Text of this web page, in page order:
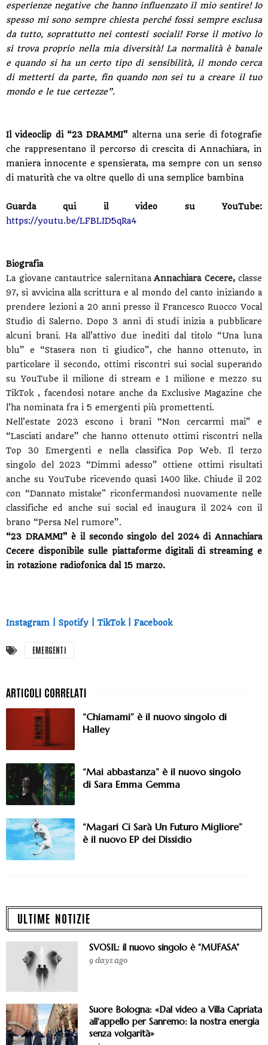
esperienze negative che hanno influenzato il mio sentire! Io
spesso mi sono sempre chiesta perché fossi sempre esclusa
da tutto, soprattutto nei contesti sociali! Forse il motivo lo
si trova proprio nella mia diversità! La normalità è banale
e quando si ha un certo tipo di sensibilità, il mondo cerca
di metterti da parte, fin quando non sei tu a creare il tuo
mondo e le tue certezze”.
Il videoclip di “23 DRAMMI” alterna una serie di fotografie
che rappresentano il percorso di crescita di Annachiara, in
maniera innocente e spensierata, ma sempre con un senso
di maturità che va oltre quello di una semplice bambina
Guarda qui il video su YouTube:
https://youtu.be/LFBLID5qRa4
Biografia
La giovane cantautrice salernitana Annachiara Cecere, classe
97, si avvicina alla scrittura e al mondo del canto iniziando a
prendere lezioni a 20 anni presso il Francesco Ruocco Vocal
Studio di Salerno. Dopo 3 anni di studi inizia a pubblicare
alcuni brani. Ha all’attivo due inediti dal titolo “Una luna
blu” e “Stasera non ti giudico”, che hanno ottenuto, in
particolare il secondo, ottimi riscontri sui social superando
su YouTube il milione di stream e 1 milione e mezzo su
TikTok , facendosi notare anche da Exclusive Magazine che
l’ha nominata fra i 5 emergenti più promettenti.
Nell’estate 2023 escono i brani “Non cercarmi mai” e
“Lasciati andare” che hanno ottenuto ottimi riscontri nella
Top 30 Emergenti e nella classifica Pop Web. Il terzo
singolo del 2023 “Dimmi adesso” ottiene ottimi risultati
anche su YouTube ricevendo quasi 1400 like. Chiude il 202
con “Dannato mistake" riconfermandosi nuovamente nelle
classifiche ed anche sui social ed inaugura il 2024 con il
brano “Persa Nel rumore”.
“23 DRAMMI” è il secondo singolo del 2024 di Annachiara
Cecere disponibile sulle piattaforme digitali di streaming e
in rotazione radiofonica dal 15 marzo.
Instagram Spotify TikTok| Facebook
EMERGENTI
“Chiamami” è il nuovo singolo di
Halley
“Mai abbastanza” è il nuovo singolo
di Sara Emma Gemma
“Magari Ci Sarà Un Futuro Migliore”
è il nuovo EP dei Dissidio
ULTIME NOTIZIE
SVOSIL: il nuovo singolo è “MUFASA”
9 days ago
Suore Bologna: «Dal video a Villa Capriata
all'appello per Sanremo: la nostra energia
senza volgarità»